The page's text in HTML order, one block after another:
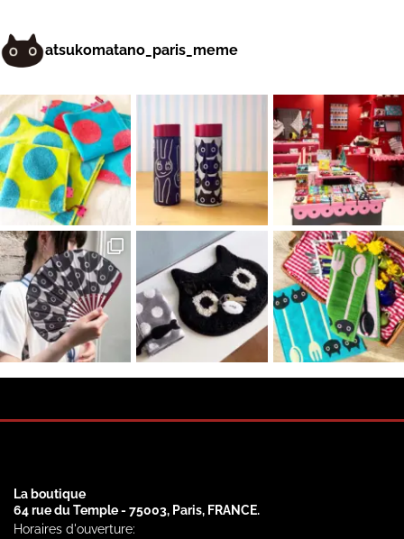
atsukomatano_paris_meme
La boutique
64 rue du Temple - 75003, Paris, FRANCE.
Horaires d'ouverture: